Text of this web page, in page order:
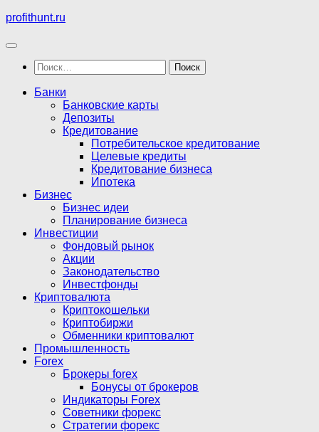
Перейти
содержимому
profithunt.ru
Найти:
Банки
Банковские карты
Депозиты
Кредитование
Потребительское кредитование
Целевые кредиты
Кредитование бизнеса
Ипотека
Бизнес
Бизнес идеи
Планирование бизнеса
Инвестиции
Фондовый рынок
Акции
Законодательство
Инвестфонды
Криптовалюта
Криптокошельки
Криптобиржи
Обменники криптовалют
Промышленность
Forex
Брокеры forex
Бонусы от брокеров
Индикаторы Forex
Советники форекс
Стратегии форекс